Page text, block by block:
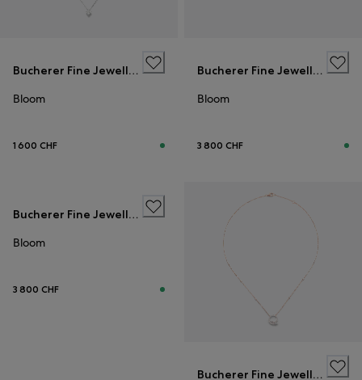
Bucherer Fine Jewellery
Bloom
1 600 CHF
Bucherer Fine Jewellery
Bloom
3 800 CHF
Bucherer Fine Jewellery
Bloom
3 800 CHF
Bucherer Fine Jewellery